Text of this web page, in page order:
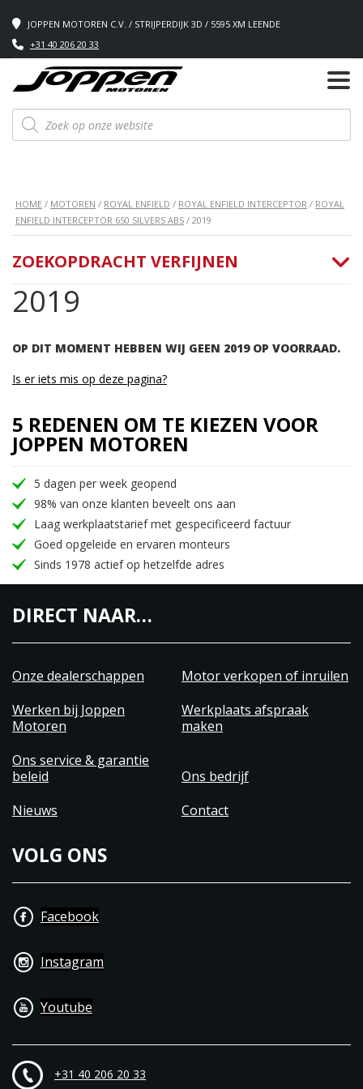
JOPPEN MOTOREN C.V. / STRIJPERDIJK 3D / 5595 XM LEENDE
+31 40 206 20 33
Producten
zoeken
HOME / MOTOREN / ROYAL ENFIELD / ROYAL ENFIELD INTERCEPTOR / ROYAL
ENFIELD INTERCEPTOR 650 SILVERS ABS / 2019
2019
OP DIT MOMENT HEBBEN WIJ GEEN 2019 OP VOORRAAD.
ZOEKOPDRACHT VERFIJNEN
Is er iets mis op deze pagina?
5 REDENEN OM TE KIEZEN VOOR
JOPPEN MOTOREN
5 dagen per week geopend
98% van onze klanten beveelt ons aan
Laag werkplaatstarief met gespecificeerd factuur
Goed opgeleide en ervaren monteurs
Sinds 1978 actief op hetzelfde adres
DIRECT NAAR…
Onze dealerschappen
Motor verkopen of inruilen
Werken bij Joppen
Motoren
Werkplaats afspraak
maken
Ons service & garantie
beleid
Ons bedrijf
Nieuws
Contact
VOLG ONS
Facebook
Instagram
Youtube
+31 40 206 20 33